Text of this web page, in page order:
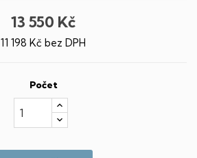
13 550 Kč
11 198 Kč bez DPH
Počet